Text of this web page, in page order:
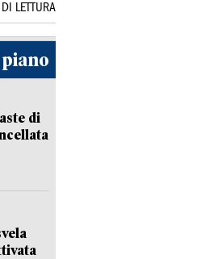
LETTURA
di